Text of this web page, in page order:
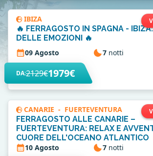
IBIZA
🔥 FERRAGOSTO IN SPAGNA -
DELLE EMOZIONI 🔥
09 Agosto
7 notti
DA:2129€1979€
CANARIE - FUERTEVENTURA
FERRAGOSTO ALLE CANARIE –
FUERTEVENTURA: RELAX E
CUORE DELL'OCEANO ATLANTICO
10 Agosto
7 notti